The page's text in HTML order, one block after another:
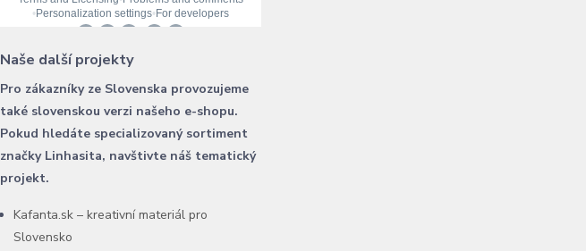
Naše další projekty
Pro zákazníky ze Slovenska provozujeme
také slovenskou verzi našeho e-shopu.
Pokud hledáte specializovaný sortiment
značky Linhasita, navštivte náš tematický
projekt.
Kafanta.sk – kreativní materiál pro
Slovensko